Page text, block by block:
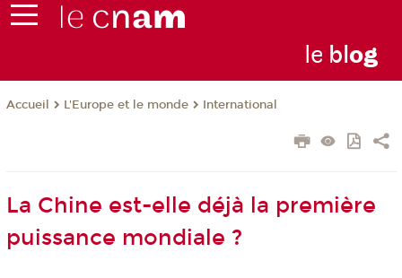
le blog
Accueil L'Europe et le monde International
La Chine est-elle déjà la première
puissance mondiale ?